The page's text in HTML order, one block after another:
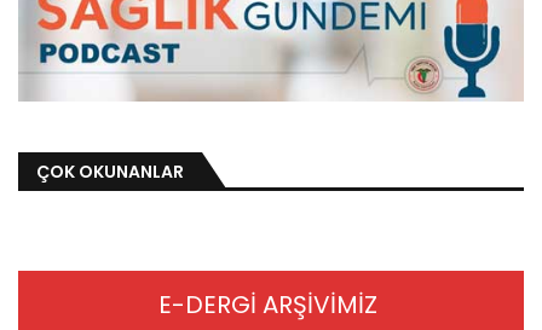
ÇOK OKUNANLAR
E-DERGİ ARŞİVİMİZ